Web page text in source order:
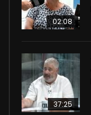
02:08
37:25